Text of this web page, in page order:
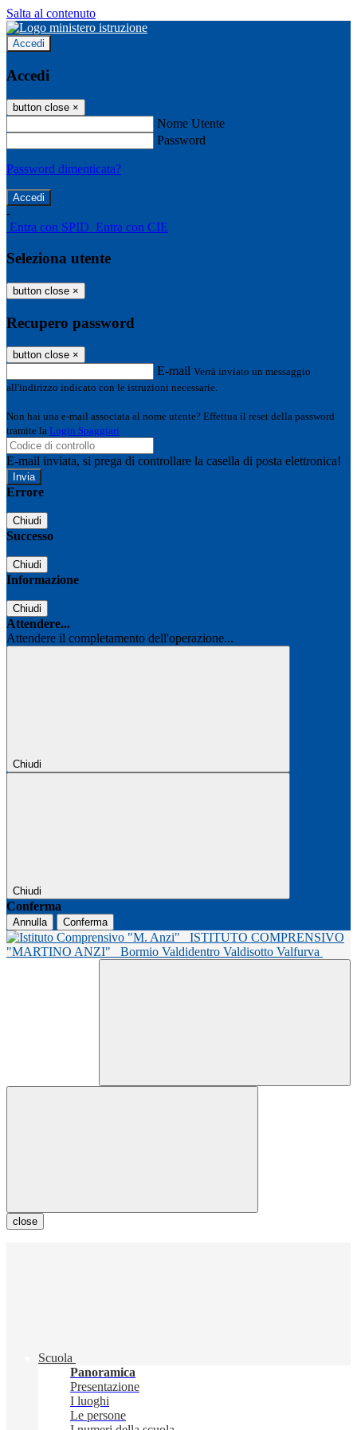
Salta al contenuto
Accedi
Accedi
button close ×
Nome Utente
Password
Password dimenticata?
-
Entra con SPID Entra con CIE
Seleziona utente
button close ×
Recupero password
button close ×
E-mail Verrà inviato un messaggio
all'indirizzo indicato con le istruzioni necessarie.
Non hai una e-mail associata al nome utente? Effettua il reset della password
tramite la Login Spaggiari
E-mail inviata, si prega di controllare la casella di posta elettronica!
Errore
Chiudi
Successo
Chiudi
Informazione
Chiudi
Attendere...
Attendere il completamento dell'operazione...
Chiudi
Chiudi
Conferma
Annulla Conferma
ISTITUTO COMPRENSIVO
"MARTINO ANZI"
Bormio Valdidentro Valdisotto Valfurva
close
Scuola
Panoramica
Presentazione
I luoghi
Le persone